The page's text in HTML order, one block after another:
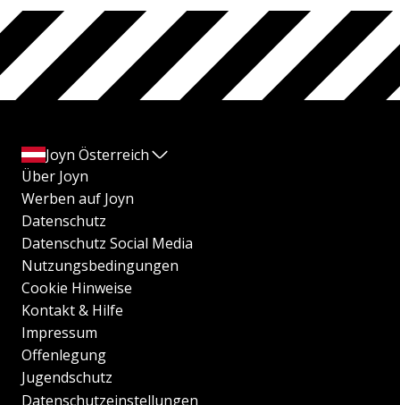
Joyn Österreich
Über Joyn
Werben auf Joyn
Datenschutz
Datenschutz Social Media
Nutzungsbedingungen
Cookie Hinweise
Kontakt & Hilfe
Impressum
Offenlegung
Jugendschutz
Datenschutzeinstellungen